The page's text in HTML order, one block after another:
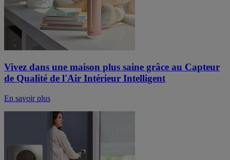
Vivez dans une maison plus saine grâce au Capteur
de Qualité de l'Air Intérieur Intelligent
En savoir plus